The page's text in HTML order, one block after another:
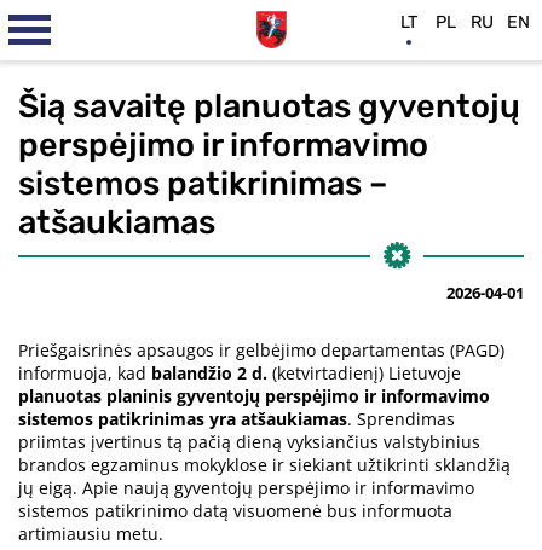
Šią savaitę planuotas gyventojų
perspėjimo ir informavimo
sistemos patikrinimas –
atšaukiamas
2026-04-01
Priešgaisrinės apsaugos ir gelbėjimo departamentas (PAGD)
informuoja, kad balandžio 2 d. (ketvirtadienį) Lietuvoje
planuotas planinis gyventojų perspėjimo ir informavimo
sistemos patikrinimas yra atšaukiamas. Sprendimas
priimtas įvertinus tą pačią dieną vyksiančius valstybinius
brandos egzaminus mokyklose ir siekiant užtikrinti sklandžią
jų eigą. Apie naują gyventojų perspėjimo ir informavimo
sistemos patikrinimo datą visuomenė bus informuota
artimiausiu metu.
LT PL RU EN